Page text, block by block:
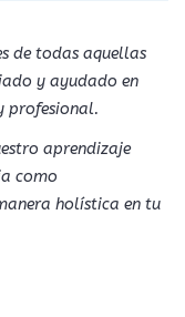
de todas aquellas
y ayudado en
profesional.
aprendizaje
como
holística en tu